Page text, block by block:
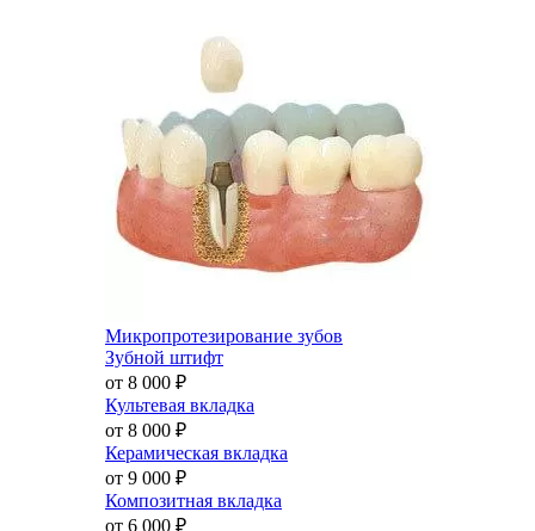
Микропротезирование зубов
Зубной штифт
от 8 000 ₽
Культевая вкладка
от 8 000 ₽
Керамическая вкладка
от 9 000 ₽
Композитная вкладка
от 6 000 ₽